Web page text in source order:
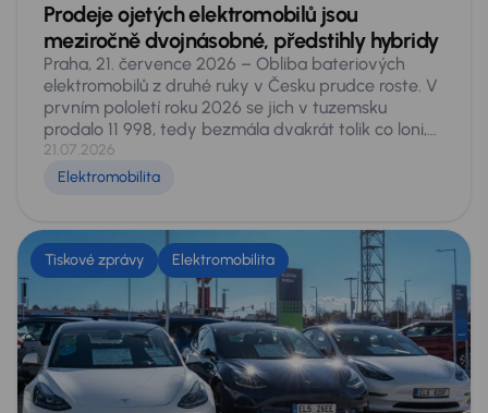
Prodeje ojetých elektromobilů jsou
meziročně dvojnásobné, předstihly hybridy
Praha, 21. července 2026 – Obliba bateriových
elektromobilů z druhé ruky v Česku prudce roste. V
prvním pololetí roku 2026 se jich v tuzemsku
prodalo 11 998, tedy bezmála dvakrát tolik co loni,
kdy za stejné období našlo nového majitele 6 051
vozů. Podíl elektromobilů na celém sekundárním
hybridů dohromady. Vyplývá to z analýzy dat
pokrývajících celý český sekundární trh, provedené
experty AURES Holdings, provozovatele sítí
autocenter AAA AUTO a Mototechna. Také v nich
zaznamenali letos na domácím trhu více než
dvojnásobné prodeje.
21.07.2026
Elektromobilita
Tiskové zprávy Elektromobilita